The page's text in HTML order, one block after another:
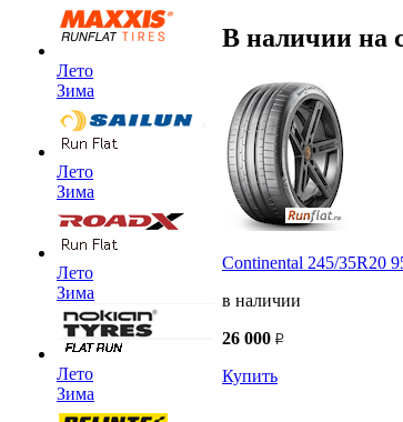
Лето
Зима
Лето
Зима
Лето
Зима
Лето
Зима
В наличии на
Continental 245/35R20
в наличии
26 000
Купить